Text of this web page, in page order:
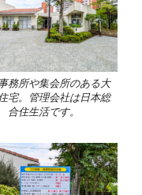
務所や集会所のある大
宅。管理会社は日本総
合住生活です。